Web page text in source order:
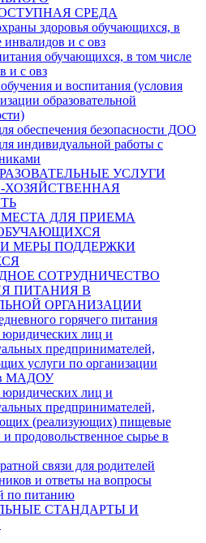
СРЕДА
здоровья обучающихся, в
инвалидов и с овз
обучающихся, в том числе
и с овз
и воспитания (условия
образовательной
обеспечения безопасности ДОО
индивидуальной работы с
УСЛУГИ
ДЛЯ ПРИЕМА
МЕРЫ ПОДДЕРЖКИ
СОТРУДНИЧЕСТВО
ПИТАНИЯ В
ОРГАНИЗАЦИИ
горячего питания
юридических лиц и
предпринимателей,
услуги по организации
в МАДОУ
юридических лиц и
предпринимателей,
(реализующих) пищевые
продовольственное сырье в
связи для родителей
и ответы на вопросы
по питанию
СТАНДАРТЫ И